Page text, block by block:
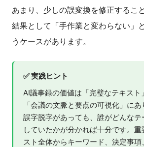
あまり、少しの誤変換を修正するこ
結果として「手作業と変わらない」
うケースがあります。
✅ 実践ヒント
AI議事録の価値は「完璧なテキスト
「会議の文脈と要点の可視化」に
誤字脱字があっても、誰がどんな
していたかが分かれば十分です。
スト全体からキーワード、決定事項